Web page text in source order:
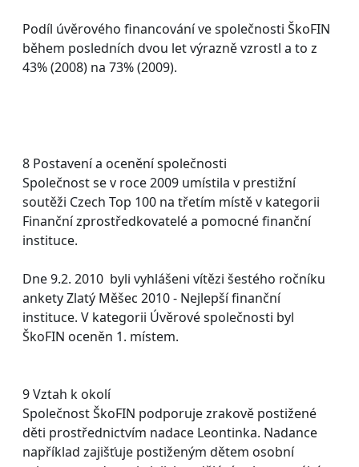
Podíl úvěrového financování ve společnosti ŠkoFIN
během posledních dvou let výrazně vzrostl a to z
43% (2008) na 73% (2009).
8 Postavení a ocenění společnosti
Společnost se v roce 2009 umístila v prestižní
soutěži Czech Top 100 na třetím místě v kategorii
Finanční zprostředkovatelé a pomocné finanční
instituce.
Dne 9.2. 2010 byli vyhlášeni vítězi šestého ročníku
ankety Zlatý Měšec 2010 - Nejlepší finanční
instituce. V kategorii Úvěrové společnosti byl
ŠkoFIN oceněn 1. místem.
9 Vztah k okolí
Společnost ŠkoFIN podporuje zrakově postižené
děti prostřednictvím nadace Leontinka. Nadance
například zajišťuje postiženým dětem osobní